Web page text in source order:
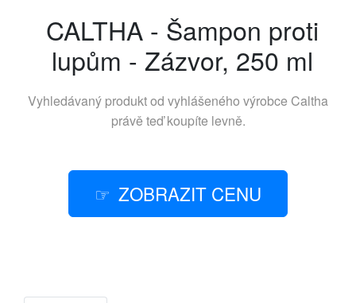
CALTHA - Šampon proti
lupům - Zázvor, 250 ml
Vyhledávaný produkt od vyhlášeného výrobce Caltha
právě teď koupíte levně.
ZOBRAZIT CENU